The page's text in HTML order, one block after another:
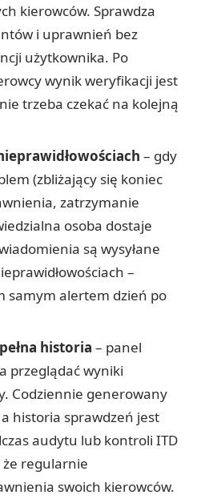
kierowców. Sprawdza
i uprawnień bez
użytkownika. Po
wynik weryfikacji jest
trzeba czekać na kolejną
– gdy
(zbliżający się koniec
zatrzymanie
osoba dostaje
są wysyłane
–
samym alertem dzień po
historia – panel
przeglądać wyniki
Codziennie generowany
historia sprawdzeń jest
audytu lub kontroli ITD
regularnie
swoich kierowców.